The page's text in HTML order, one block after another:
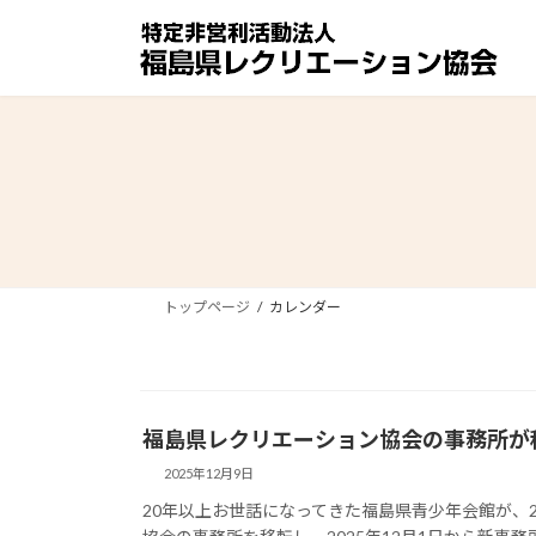
ン
ー
トップページ カレンダー
福島県レクリエーション協会の事務所
2025年12月9日
20年以上お世話になってきた福島県青少年会館が